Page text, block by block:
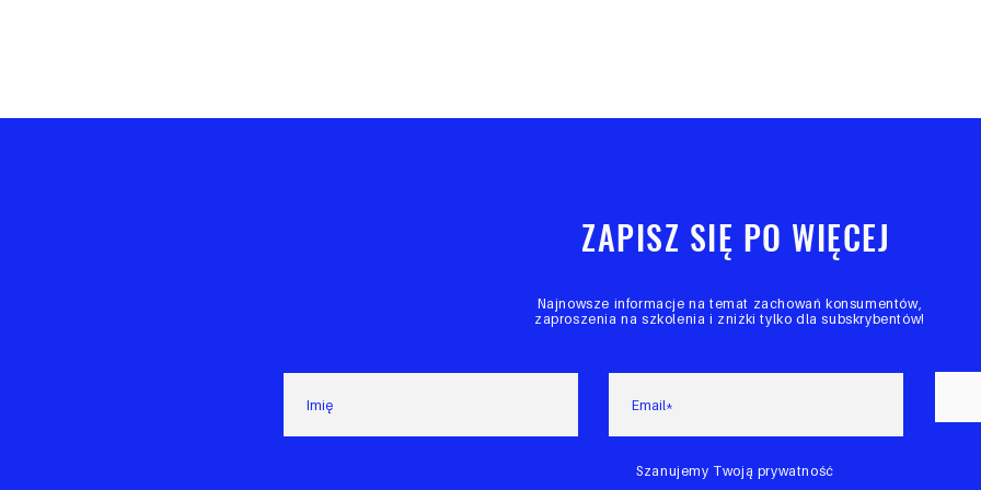
ZAPISZ SIĘ PO WIĘCEJ
Najnowsze informacje na temat zachowań konsumentów,
zaproszenia na szkolenia i zniżki tylko dla subskrybentów!
Szanujemy Twoją prywatność